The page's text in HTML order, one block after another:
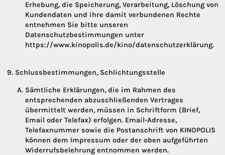
Erhebung, die Speicherung, Verarbeitung, Löschung von
Kundendaten und ihre damit verbundenen Rechte
entnehmen Sie bitte unseren
Datenschutzbestimmungen unter
https://www.kinopolis.de/kino/datenschutzerklärung.
Schlussbestimmungen, Schlichtungsstelle
Sämtliche Erklärungen, die im Rahmen des
entsprechenden abzuschließenden Vertrages
übermittelt werden, müssen in Schriftform (Brief,
Email oder Telefax) erfolgen. Email-Adresse,
Telefaxnummer sowie die Postanschrift von KINOPOLIS
können dem Impressum oder der oben aufgeführten
Widerrufsbelehrung entnommen werden.